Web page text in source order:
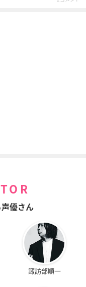
優さん
諏訪部順一